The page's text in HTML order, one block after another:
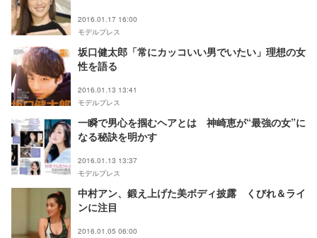
2016.01.17 16:00
モデルプレス
坂口健太郎「常にカッコいい男でいたい」理想の女
性を語る
2016.01.13 13:41
モデルプレス
一瞬で男心を掴むヘアとは 神崎恵が“最強の女”に
なる秘訣を明かす
2016.01.13 13:37
モデルプレス
中村アン、鍛え上げた美ボディ披露 くびれ＆ライ
ンに注目
2016.01.05 06:00